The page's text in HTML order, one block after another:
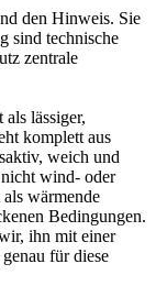
den Hinweis. Sie
sind technische
zentrale
lässiger,
komplett aus
weich und
wind- oder
wärmende
Bedingungen.
ihn mit einer
für diese